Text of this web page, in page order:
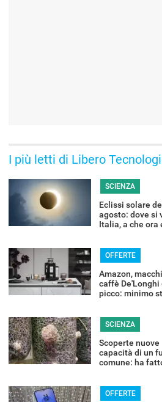
I più letti di Libero
SCIENZA
Eclissi solare
agosto: dove si
Italia, a che ora
OFFERTE
Amazon,
caffè De'Longhi
picco: minimo
SCIENZA
Scoperte nuove
capacità di un
comune: ha
OFFERTE